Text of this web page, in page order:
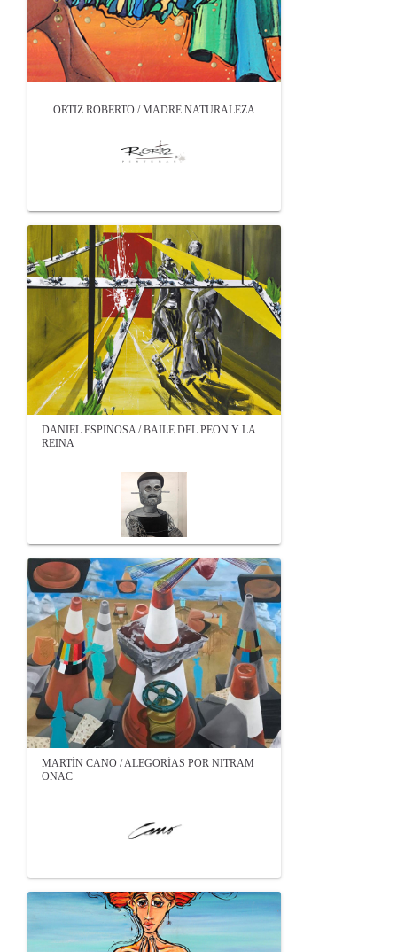
ORTIZ ROBERTO / MADRE NATURALEZA
DANIEL ESPINOSA / BAILE DEL PEON Y LA
REINA
MARTÍN CANO / ALEGORÍAS POR NITRAM
ONAC